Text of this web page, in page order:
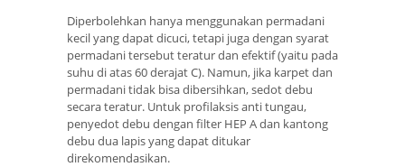
Diperbolehkan hanya menggunakan permadani
kecil yang dapat dicuci, tetapi juga dengan syarat
permadani tersebut teratur dan efektif (yaitu pada
suhu di atas 60 derajat C). Namun, jika karpet dan
permadani tidak bisa dibersihkan, sedot debu
secara teratur. Untuk profilaksis anti tungau,
penyedot debu dengan filter HEP A dan kantong
debu dua lapis yang dapat ditukar
direkomendasikan.